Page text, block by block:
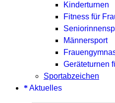
Kinderturnen
Fitness für
Männersport
Geräteturnen
Sportabzeichen
Aktuelles